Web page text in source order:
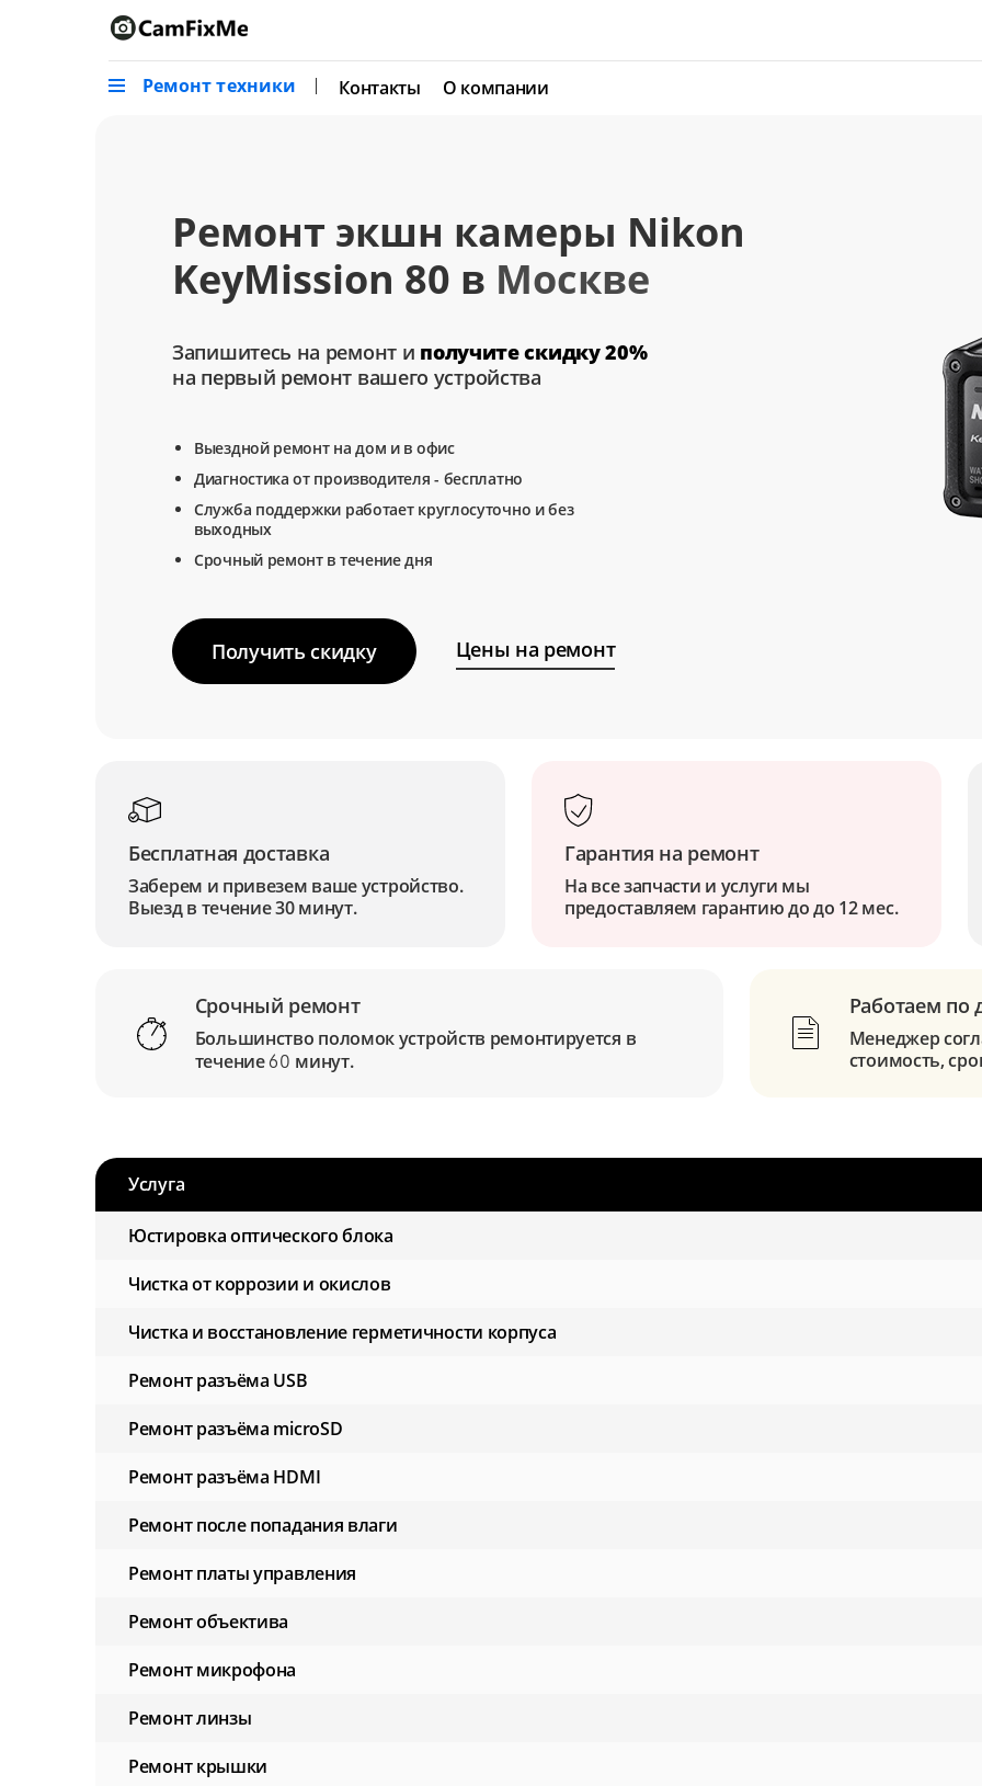
Ремонт техники Контакты О компании
Ремонт экшн камеры Nikon
KeyMission 80 в Москве
Запишитесь на ремонт и получите скидку 20%
на первый ремонт вашего устройства
Выездной ремонт на дом и в офис
Диагностика от производителя - бесплатно
Служба поддержки работает круглосуточно и без
выходных
Срочный ремонт в течение дня
Получить скидку Цены на ремонт
Бесплатная доставка
Заберем и привезем ваше устройство.
Выезд в течение 30 минут.
Гарантия на ремонт
На все запчасти и услуги мы
предоставляем гарантию до до 12 мес.
Срочный ремонт
Большинство поломок устройств ремонтируется в
течение 60 минут.
Работаем по
Менеджер
стоимость,
Услуга
Юстировка оптического блока
Чистка от коррозии и окислов
Чистка и восстановление герметичности корпуса
Ремонт разъёма USB
Ремонт разъёма microSD
Ремонт разъёма HDMI
Ремонт после попадания влаги
Ремонт платы управления
Ремонт объектива
Ремонт микрофона
Ремонт линзы
Ремонт крышки